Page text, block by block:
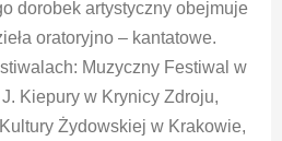
dorobek artystyczny obejmuje
oratoryjno – kantatowe.
Muzyczny Festiwal w
Kiepury w Krynicy Zdroju,
Żydowskiej w Krakowie,